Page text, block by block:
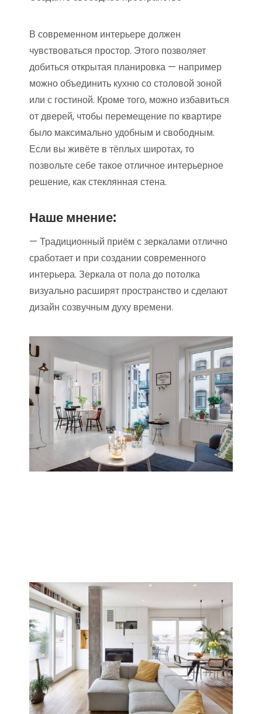
В современном интерьере должен
чувствоваться простор. Этого позволяет
добиться открытая планировка — например
можно объединить кухню со столовой зоной
или с гостиной. Кроме того, можно избавиться
от дверей, чтобы перемещение по квартире
было максимально удобным и свободным.
Если вы живёте в тёплых широтах, то
позвольте себе такое отличное интерьерное
решение, как стеклянная стена.
Наше мнение:
— Традиционный приём с зеркалами отлично
сработает и при создании современного
интерьера. Зеркала от пола до потолка
визуально расширят пространство и сделают
дизайн созвучным духу времени.